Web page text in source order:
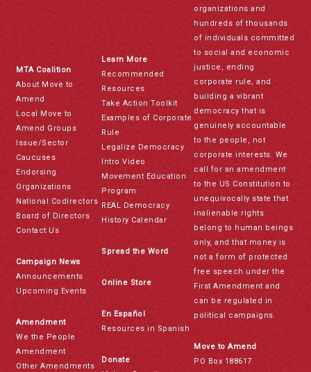
MTA Coalition
About Move to
Amend
Local Move to
Amend Groups
Issue/Sector
Caucuses
Endorsing
Organizations
National Codirectors
Board of Directors
Contact Us
Campaign News
Announcements
Upcoming Events
Amendment
We the People
Amendment
Other Amendments
Learn More
Recommended
Resources
Take Action Toolkit
Examples of Corporate
Rule
Legalize Democracy
Intro Video
Movement Education
Program
REAL Democracy
History Calendar
Spread the Word
Online Store
En Español
Resources in Spanish
Donate
organizations and
hundreds of thousands
of individuals committed
to social and economic
justice, ending
corporate rule, and
building a vibrant
democracy that is
genuinely accountable
to the people, not
corporate interests. We
call for an amendment
to the US Constitution to
unequivocally state that
inalienable rights
belong to human beings
only, and that money is
not a form of protected
free speech under the
First Amendment and
can be regulated in
political campaigns.
Move to Amend
PO Box 188617